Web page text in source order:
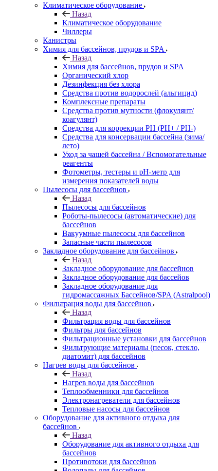
Климатическое оборудование
Назад
Климатическое оборудование
Чиллеры
Канистры
Химия для бассейнов, прудов и SPA
Назад
Химия для бассейнов, прудов и SPA
Органический хлор
Дезинфекция без хлора
Средства против водорослей (альгицид)
Комплексные препараты
Средства против мутности (флокулянт/
коагулянт)
Средства для коррекции PH (PH+ / PH-)
Средства для консервации бассейна (зима/
лето)
Уход за чашей бассейна / Вспомогательные
реагенты
Фотометры, тестеры и рН-метр для
измерения показателей воды
Пылесосы для бассейнов
Назад
Пылесосы для бассейнов
Роботы-пылесосы (автоматические) для
бассейнов
Вакуумные пылесосы для бассейнов
Запасные части пылесосов
Закладное оборудование для бассейнов
Назад
Закладное оборудование для бассейнов
Закладное оборудование для бассейов
Закладное оборудование для
гидромассажных Бассейнов/SPA (Astralpool)
Фильтрация воды для бассейнов
Назад
Фильтрация воды для бассейнов
Фильтры для бассейнов
Фильтрационные установки для бассейнов
Фильтрующие материалы (песок, стекло,
диатомит) для бассейнов
Нагрев воды для бассейнов
Назад
Нагрев воды для бассейнов
Теплообменники для бассейнов
Электронагреватели для бассейнов
Тепловые насосы для бассейнов
Оборудование для активного отдыха для
бассейнов
Назад
Оборудование для активного отдыха для
бассейнов
Противотоки для бассейнов